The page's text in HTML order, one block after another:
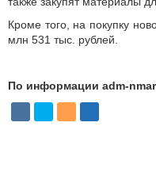
Кроме того, на покупку
млн 531 тыс. рублей.
По информации adm-